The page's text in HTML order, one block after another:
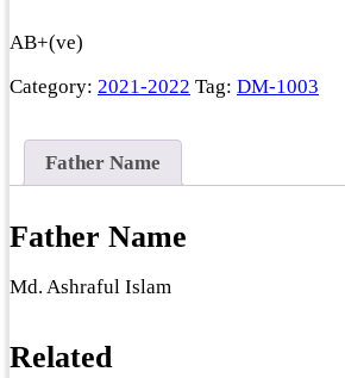
AB+(ve)
Category: 2021-2022 Tag: DM-1003
Father Name
Father Name
Md. Ashraful Islam
Related